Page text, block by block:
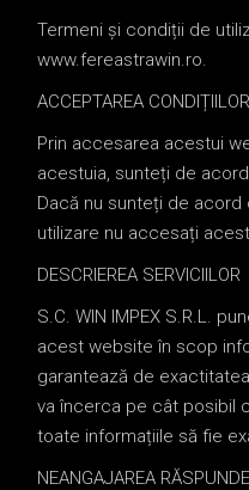
Termeni și condiții de
www.fereastrawin.ro.
ACCEPTAREA CONDIȚIILOR
Prin accesarea acestui
acestuia, sunteți de
Dacă nu sunteți de
utilizare nu accesați
DESCRIEREA SERVICIILOR
S.C. WIN IMPEX S.R.L.
acest website în scop
garantează de
va încerca pe cât posibil
toate informațiile să fie
NEANGAJAREA